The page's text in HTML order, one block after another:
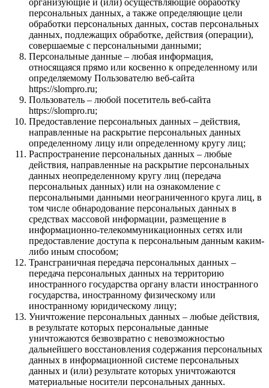
организующие и (или) осуществляющие обработку
персональных данных, а также определяющие цели
обработки персональных данных, состав персональных
данных, подлежащих обработке, действия (операции),
совершаемые с персональными данными;
Персональные данные – любая информация,
относящаяся прямо или косвенно к определенному или
определяемому Пользователю веб-сайта
https://slompro.ru;
Пользователь – любой посетитель веб-сайта
https://slompro.ru;
Предоставление персональных данных – действия,
направленные на раскрытие персональных данных
определенному лицу или определенному кругу лиц;
Распространение персональных данных – любые
действия, направленные на раскрытие персональных
данных неопределенному кругу лиц (передача
персональных данных) или на ознакомление с
персональными данными неограниченного круга лиц, в
том числе обнародование персональных данных в
средствах массовой информации, размещение в
информационно-телекоммуникационных сетях или
предоставление доступа к персональным данным каким-
либо иным способом;
Трансграничная передача персональных данных –
передача персональных данных на территорию
иностранного государства органу власти иностранного
государства, иностранному физическому или
иностранному юридическому лицу;
Уничтожение персональных данных – любые действия,
в результате которых персональные данные
уничтожаются безвозвратно с невозможностью
дальнейшего восстановления содержания персональных
данных в информационной системе персональных
данных и (или) результате которых уничтожаются
материальные носители персональных данных.